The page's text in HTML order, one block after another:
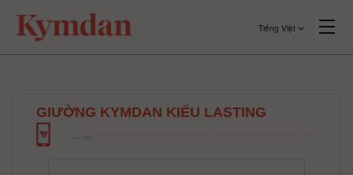
Tiếng Việt
GIƯỜNG KYMDAN KIỂU LASTING